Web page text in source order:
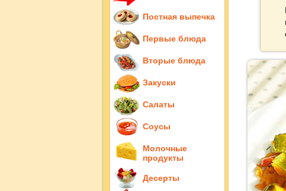
Постная выпечка
Первые блюда
Вторые блюда
Закуски
Салаты
Соусы
Молочные
продукты
Десерты